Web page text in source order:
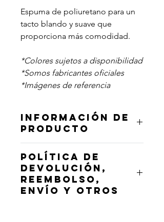
Espuma de poliuretano para un
tacto blando y suave que
proporciona más comodidad.
*Colores sujetos a disponibilidad
*Somos fabricantes oficiales
*Imágenes de referencia
INFORMACIÓN DE
PRODUCTO
• Sujeción:
Banda elástica
• Material:
Espuma de poliuretano
POLÍTICA DE
DEVOLUCIÓN,
REEMBOLSO,
ENVÍO Y OTROS